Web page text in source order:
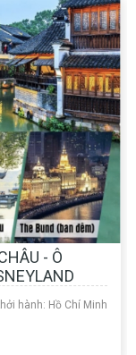
- Ô
hành: Hồ Chí Minh